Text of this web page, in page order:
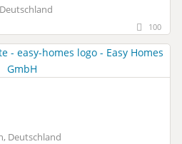
100
Deutschland